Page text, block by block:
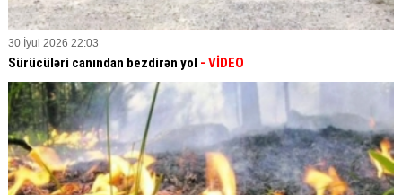
30 İyul 2026 22:03
Sürücüləri canından bezdirən yol - VİDEO